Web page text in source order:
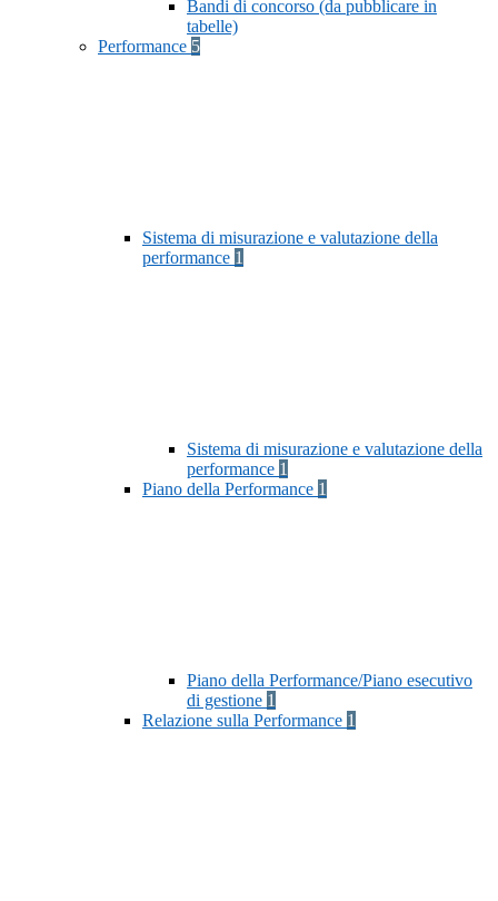
Bandi di concorso (da pubblicare in
tabelle)
Performance 5
Sistema di misurazione e valutazione della
performance 1
Sistema di misurazione e valutazione della
performance 1
Piano della Performance 1
Piano della Performance/Piano esecutivo
di gestione 1
Relazione sulla Performance 1